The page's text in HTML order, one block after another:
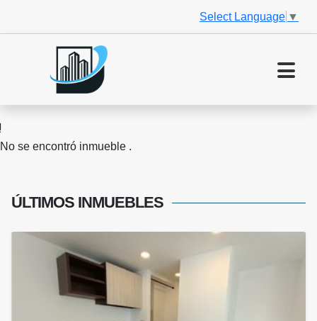
Select Language ▼
No se encontró inmueble .
ÚLTIMOS INMUEBLES